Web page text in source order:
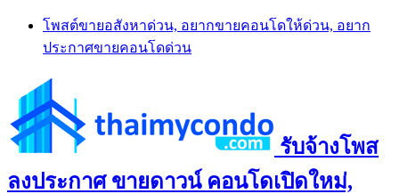
Skip
content
โพสต์ขายอสังหาด่วน, อยากขายคอนโดให้ด่วน, อยาก
ประกาศขายคอนโดด่วน
รับจ้างโพส
ลงประกาศ ขายดาวน์ คอนโดเปิดใหม่,